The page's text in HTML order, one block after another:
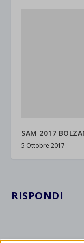
SAM 2017
5 Ottobre 2017
RISPONDI